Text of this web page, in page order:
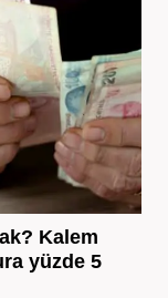
Kalem
yüzde 5